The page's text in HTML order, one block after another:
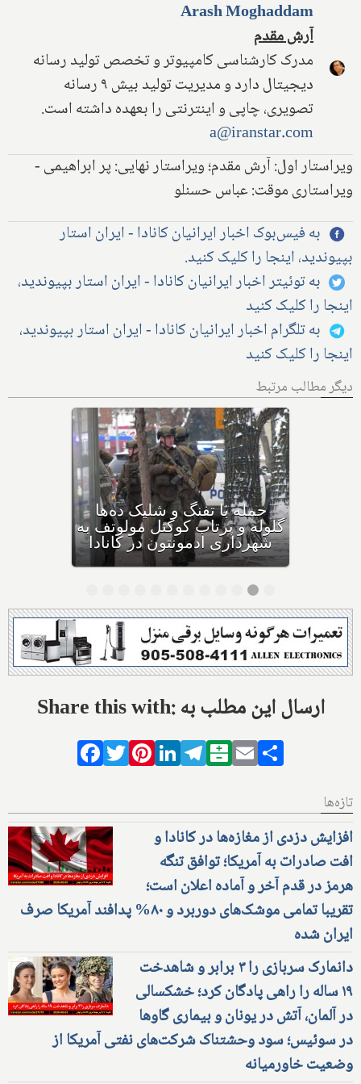
Arash Moghaddam
آرش مقدم
مدرک کارشناسی کامپیوتر و تخصص تولید رسانه
دیجیتال دارد و مدیریت تولید بیش ۹ رسانه
تصویری، چاپی و اینترنتی را بعهده داشته است.
a@iranstar.com
ویراستار اول: آرش مقدم؛ ویراستار نهایی: پر ابراهیمی -
ویراستاری موقت: عباس حسنلو
به فیس‌بوک اخبار ایرانیان کانادا - ایران استار
بپیوندید، اینجا را کلیک کنید.
به توئیتر اخبار ایرانیان کانادا - ایران استار بپیوندید،
اینجا را کلیک کنید
به تلگرام اخبار ایرانیان کانادا - ایران استار بپیوندید،
اینجا را کلیک کنید
دیگر مطالب مرتبط
بهداشت کانادا: این داروی
کودکان، ماست و چیا، را
مصرف نکنید و این تشک نیز
احتمال خفگی دارد
Share this with: ارسال این مطلب به
Facebook
TwitterPinterestLinkedIn
Telegram
Balatarin
Email
تازه‌ها
افزایش دزدی از مغازه‌ها در کانادا و
افت صادرات به آمریکا؛ توافق تنگه
هرمز در قدم آخر و آماده اعلان است؛
تقریبا تمامی موشک‌های دوربرد و ۸۰% پدافند آمریکا صرف
ایران شده
دانمارک سربازی را ۳ برابر و شاهدخت
۱۹ ساله را راهی پادگان کرد؛ خشکسالی
در آلمان، آتش در یونان و بیماری گاوها
در سوئیس؛ سود وحشتناک شرکت‌های نفتی آمریکا از
وضعیت خاورمیانه